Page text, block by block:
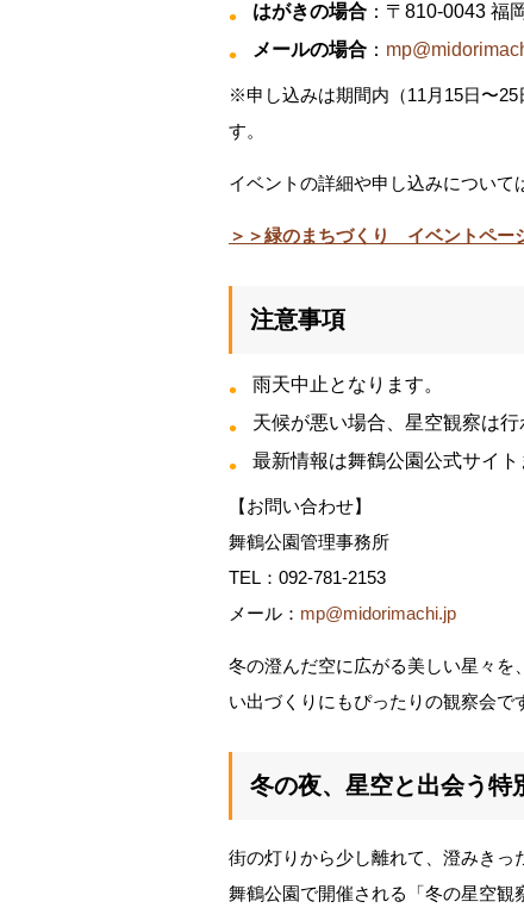
はがきの場合 ：〒810-0043 福
メールの場合 ：
※申し込みは期間内（11月15日〜
す。
イベントの詳細や申し込みについて
＞＞緑のまちづくり イベントペー
注意事項
雨天中止となります。
天候が悪い場合、星空観察は
最新情報は舞鶴公園公式サイ
【お問い合わせ】
舞鶴公園管理事務所
TEL：092-781-2153
メール： mp@midorimachi.jp
冬の澄んだ空に広がる美しい星々を
い出づくりにもぴったりの観察会で
冬の夜、星空と出会う特
街の灯りから少し離れて、澄みきっ
舞鶴公園で開催される「冬の星空観